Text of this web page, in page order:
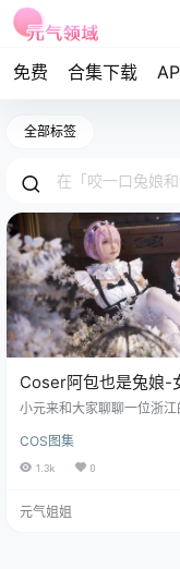
免费 合集下载
全部标签
Coser阿包也是兔娘-
[14P-124MB]
小元来和大家聊聊一位浙江
公分的她，在 cos 圈里那可
出彩呢~ 免费套图，文章末
跟被施了魔法似的，挪都挪
COS图集
1.3k 0
元气姐姐